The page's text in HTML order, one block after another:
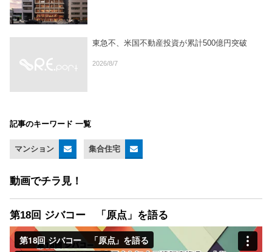
東急不、米国不動産投資が累計500億円突破
2026/8/7
記事のキーワード 一覧
マンション 集合住宅
動画でチラ見！
第18回 ジバコー 「原点」を語る